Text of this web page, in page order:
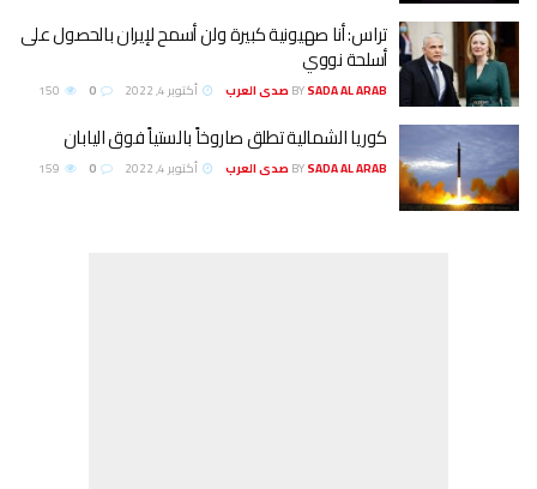
تراس: أنا صهيونية كبيرة ولن أسمح لإيران بالحصول على
أسلحة نووي
BYSADA AL ARAB صدى العرب أكتوبر 4, 2022
كوريا الشمالية تطلق صاروخاً بالستياً فوق اليابان
BYSADA AL ARAB صدى العرب أكتوبر 4, 2022